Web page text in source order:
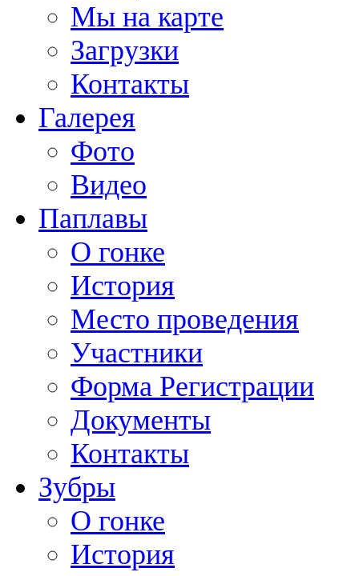
Мы на карте
Загрузки
Контакты
Галерея
Фото
Видео
Паплавы
О гонке
История
Место проведения
Участники
Форма Регистрации
Документы
Контакты
Зубры
О гонке
История